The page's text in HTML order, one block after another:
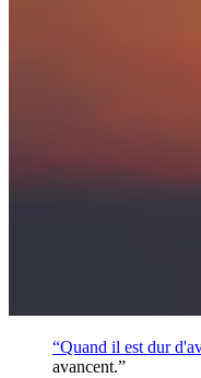
“Quand il est dur d'
avancent.”